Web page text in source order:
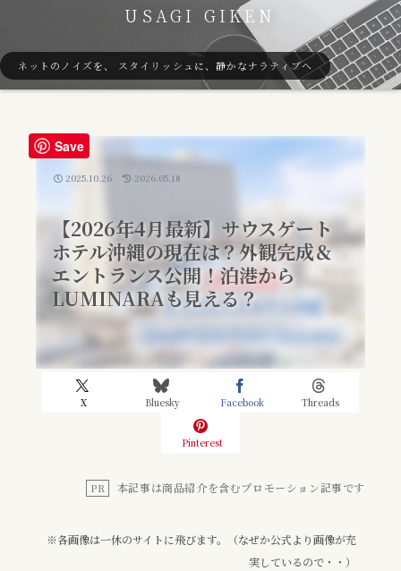
USAGI GIKEN
ネットのノイズを、 スタイリッシュに、静かなナラティブへ
【2026年4月最新】サウスゲート
ホテル沖縄の現在は？外観完成＆
エントランス公開！泊港から
LUMINARAも見える？
X Bluesky Facebook Threads
Pinterest
2025.10.26 2026.05.18
PR 本記事は商品紹介を含むプロモーション記事です
※各画像は一休のサイトに飛びます。
（なぜか公式より画像が充
実しているので ・・ ）
Save